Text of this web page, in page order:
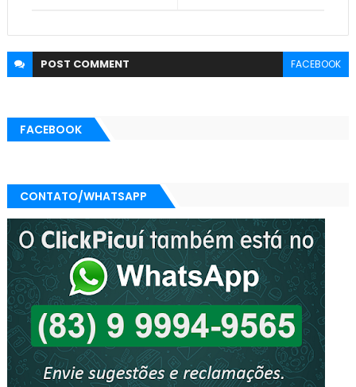
POST COMMENT FACEBOOK
FACEBOOK
CONTATO/WHATSAPP